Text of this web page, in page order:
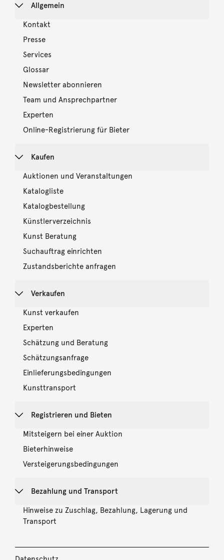
Allgemein
Kontakt
Presse
Services
Glossar
Newsletter abonnieren
Team und Ansprechpartner
Experten
Online-Registrierung für Bieter
Kaufen
Auktionen und Veranstaltungen
Katalogliste
Katalogbestellung
Künstlerverzeichnis
Kunst Beratung
Suchauftrag einrichten
Zustandsberichte anfragen
Verkaufen
Kunst verkaufen
Experten
Schätzung und Beratung
Schätzungsanfrage
Einlieferungsbedingungen
Kunsttransport
Registrieren und Bieten
Mitsteigern bei einer Auktion
Bieterhinweise
Versteigerungsbedingungen
Bezahlung und Transport
Hinweise zu Zuschlag, Bezahlung, Lagerung und
Transport